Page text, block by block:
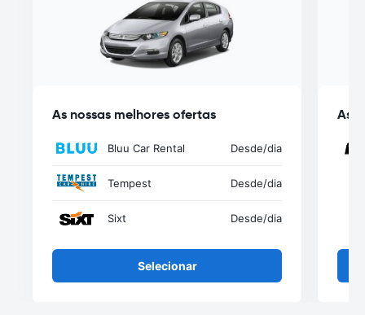
As nossas melhores ofertas
Bluu Car Rental Desde/dia
Tempest Desde/dia
Sixt Desde/dia
Selecionar
As